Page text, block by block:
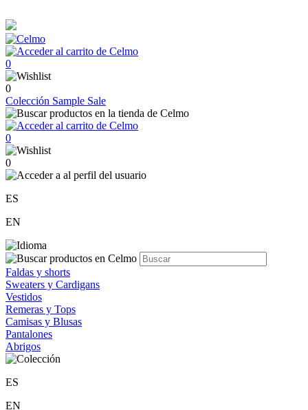
0
0
Colección Sample Sale
0
0
ES
EN
Faldas y shorts
Sweaters y Cardigans
Vestidos
Remeras y Tops
Camisas y Blusas
Pantalones
Abrigos
ES
EN